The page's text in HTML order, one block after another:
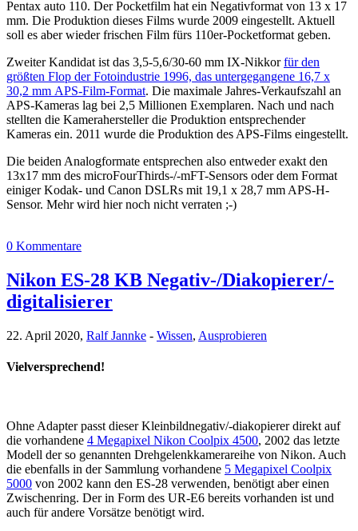
Pentax auto 110. Der Pocketfilm hat ein Negativformat von 13 x 17
mm. Die Produktion dieses Films wurde 2009 eingestellt. Aktuell
soll es aber wieder frischen Film fürs 110er-Pocketformat geben.
Zweiter Kandidat ist das 3,5-5,6/30-60 mm IX-Nikkorfür den
größten Flop der Fotoindustrie 1996, das untergegangene 16,7 x
30,2 mm APS-Film-Format. Die maximale Jahres-Verkaufszahl an
APS-Kameras lag bei 2,5 Millionen Exemplaren. Nach und nach
stellten die Kamerahersteller die Produktion entsprechender
Kameras ein. 2011 wurde die Produktion des APS-Films eingestellt.
Die beiden Analogformate entsprechen also entweder exakt den
13x17 mm des microFourThirds-/-mFT-Sensors oder dem Format
einiger Kodak- und Canon DSLRs mit 19,1 x 28,7 mm APS-H-
Sensor. Mehr wird hier noch nicht verraten ;-)
0 Kommentare
Nikon ES-28 KB Negativ-/Diakopierer/-
digitalisierer
22. April 2020, Ralf Jannke - Wissen, Ausprobieren
Vielversprechend!
Ohne Adapter passt dieser Kleinbildnegativ/-diakopierer direkt auf
die vorhandene 4 Megapixel Nikon Coolpix 4500, 2002 das letzte
Modell der so genannten Drehgelenkkamerareihe von Nikon. Auch
die ebenfalls in der Sammlung vorhandene 5 Megapixel Coolpix
5000 von 2002 kann den ES-28 verwenden, benötigt aber einen
Zwischenring. Der in Form des UR-E6 bereits vorhanden ist und
auch für andere Vorsätze benötigt wird.